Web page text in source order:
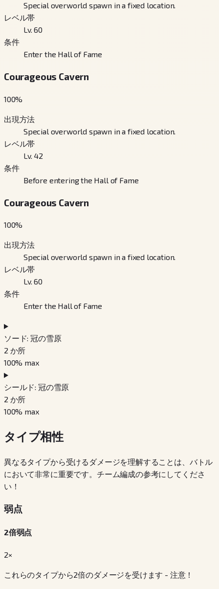
Special overworld spawn in a fixed location.
レベル帯
Lv. 60
条件
Enter the Hall of Fame
Courageous Cavern
100%
出現方法
Special overworld spawn in a fixed location.
レベル帯
Lv. 42
条件
Before entering the Hall of Fame
Courageous Cavern
100%
出現方法
Special overworld spawn in a fixed location.
レベル帯
Lv. 60
条件
Enter the Hall of Fame
ソード: 冠の雪原
2 か所
100% max
シールド: 冠の雪原
2 か所
100% max
タイプ相性
異なるタイプから受けるダメージを理解することは、バトル
において非常に重要です。チーム編成の参考にしてくださ
い！
弱点
2倍弱点
2×
これらのタイプから2倍のダメージを受けます - 注意！